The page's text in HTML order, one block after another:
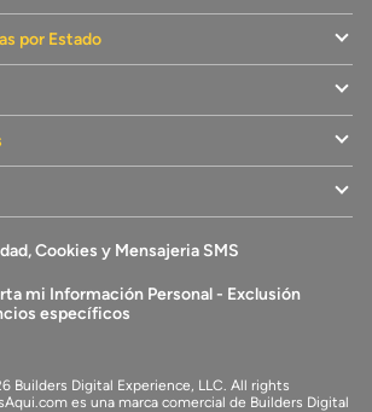
por Estado
Cookies y Mensajeria SMS
mi Información Personal - Exclusión
específicos
Builders Digital Experience, LLC. All rights
es una marca comercial de Builders Digital